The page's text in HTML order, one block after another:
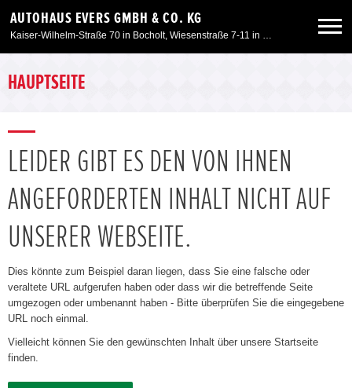
AUTOHAUS EVERS GMBH & CO. KG
Kaiser-Wilhelm-Straße 70 in Bocholt, Wiesenstraße 7-11 in Kleve, Am Spaltmannsfeld 11-13 in Wesel
Neuwagen
Angebote
Unser Autohaus
HAUPTSEITE
LEIDER GIBT ES DEN VON IHNEN
ANGEFORDERTEN INHALT NICHT AUF
UNSERER WEBSEITE.
Dies könnte zum Beispiel daran liegen, dass Sie eine falsche oder
veraltete URL aufgerufen haben oder dass wir die betreffende Seite
umgezogen oder umbenannt haben - Bitte überprüfen Sie die eingegebene
URL noch einmal.
Vielleicht können Sie den gewünschten Inhalt über unsere Startseite
finden.